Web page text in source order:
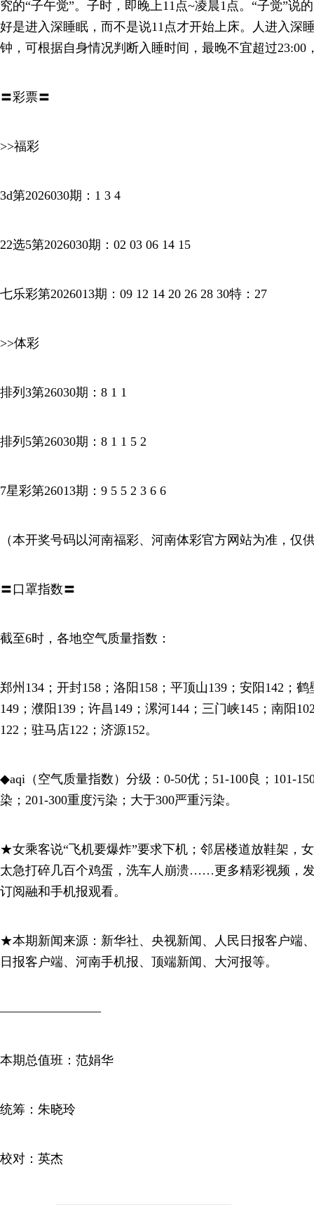
究的“子午觉”。子时，即晚上11点~凌晨1点。“子觉”说
好是进入深睡眠，而不是说11点才开始上床。人进入深
钟，可根据自身情况判断入睡时间，最晚不宜超过23:00
〓彩票〓
>>福彩
3d第2026030期：1 3 4
22选5第2026030期：02 03 06 14 15
七乐彩第2026013期：09 12 14 20 26 28 30特：27
>>体彩
排列3第26030期：8 1 1
排列5第26030期：8 1 1 5 2
7星彩第26013期：9 5 5 2 3 6 6
（本开奖号码以河南福彩、河南体彩官方网站为准，仅
〓口罩指数〓
截至6时，各地空气质量指数：
郑州134；开封158；洛阳158；平顶山139；安阳142；
149；濮阳139；许昌149；漯河144；三门峡145；南阳
122；驻马店122；济源152。
◆aqi（空气质量指数）分级：0-50优；51-100良；101-
染；201-300重度污染；大于300严重污染。
★女乘客说“飞机要爆炸”要求下机；邻居楼道放鞋架，
太急打碎几百个鸡蛋，洗车人崩溃……更多精彩视频，发
订阅融和手机报观看。
★本期新闻来源：新华社、央视新闻、人民日报客户端
日报客户端、河南手机报、顶端新闻、大河报等。
————————
本期总值班：范娟华
统筹：朱晓玲
校对：英杰